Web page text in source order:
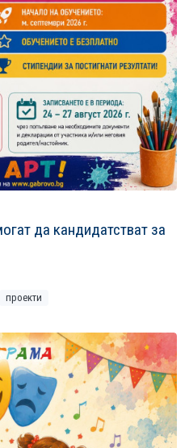
да кандидатстват за
проекти